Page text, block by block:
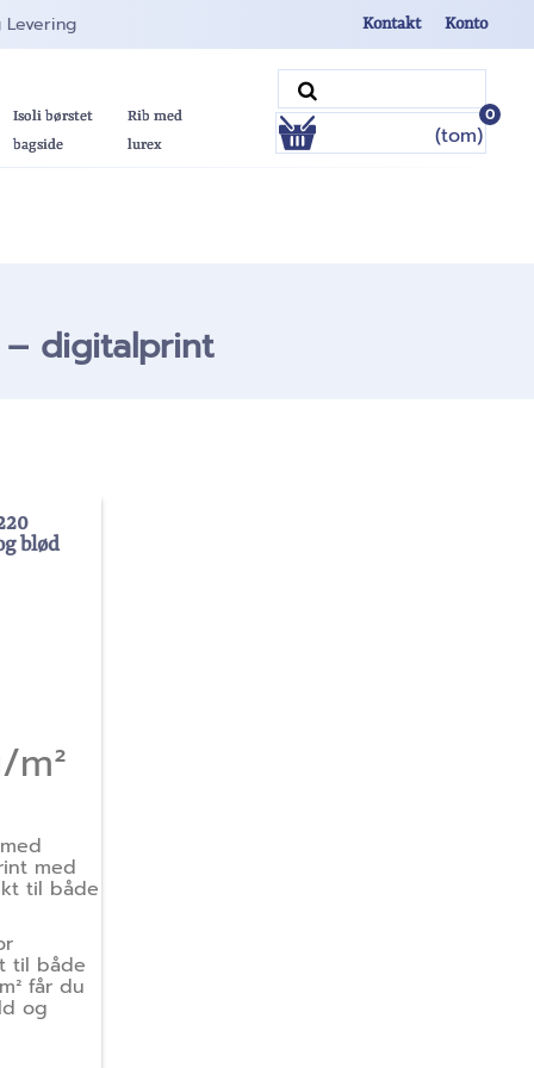
Levering Kontakt Konto
Isoli børstet
bagside
Rib med
lurex
(tom)
0
digitalprint
blød
med
til både
til både
får du
og